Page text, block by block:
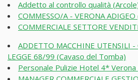
Addetto al controllo qualità
COMMESSO/A - VERONA
COMMERCIALE SETTORE
ADDETTO MACCHINE UTENSILI -
LEGGE 68/99 (Cavaso del Tomba)
Personale Pulizie Hotel 4* Verona